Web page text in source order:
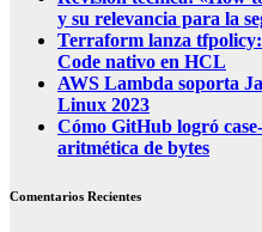
y su relevancia para la
Terraform lanza
Code nativo en HCL
AWS Lambda soporta
Linux 2023
Cómo GitHub logró
aritmética de bytes
Comentarios Recientes